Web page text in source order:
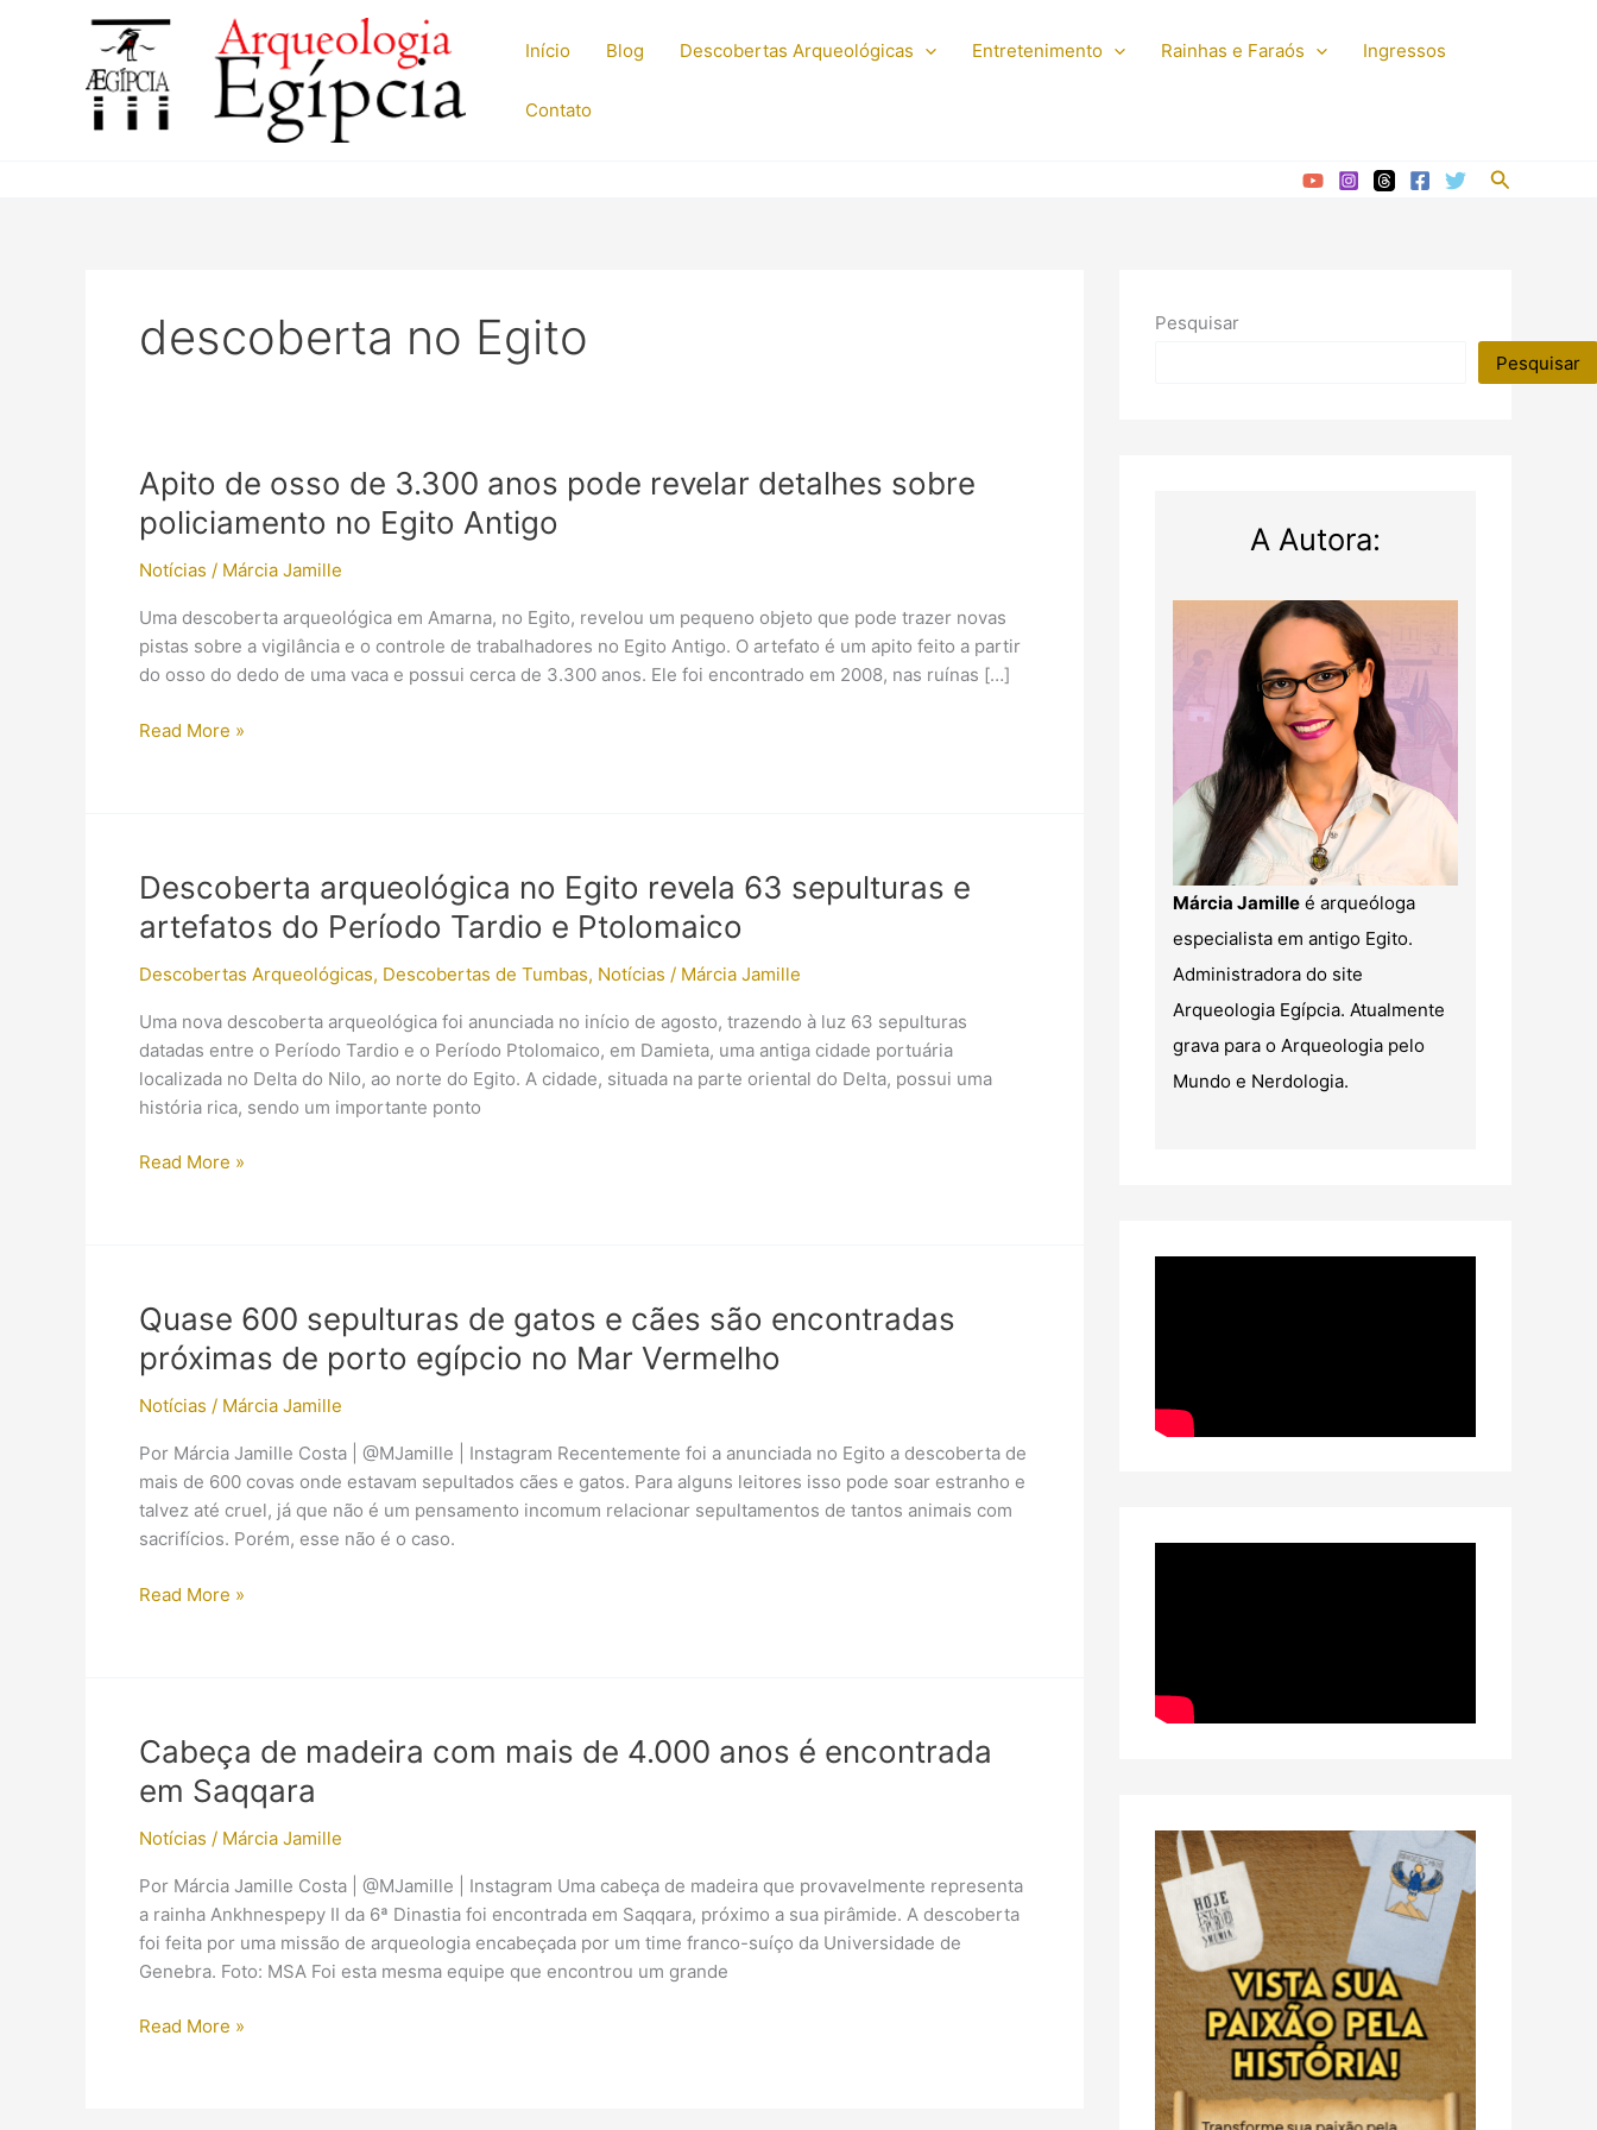
Início Blog Descobertas Arqueológicas Entretenimento Rainhas e Faraós Ingressos
Contato
Pesquisar
descoberta no Egito
Apito de osso de 3.300 anos pode revelar detalhes sobre
policiamento no Egito Antigo
Notícias / Márcia Jamille
Uma descoberta arqueológica em Amarna, no Egito, revelou um pequeno objeto que pode trazer novas
pistas sobre a vigilância e o controle de trabalhadores no Egito Antigo. O artefato é um apito feito a partir
do osso do dedo de uma vaca e possui cerca de 3.300 anos. Ele foi encontrado em 2008, nas ruínas […]
Apito
anos
pode
revelar
sobre
policiamento
no
Egito
Antigo
Read More »
Descoberta arqueológica no Egito revela 63 sepulturas e
artefatos do Período Tardio e Ptolomaico
Descobertas Arqueológicas, Descobertas de Tumbas, Notícias / Márcia Jamille
Uma nova descoberta arqueológica foi anunciada no início de agosto, trazendo à luz 63 sepulturas
datadas entre o Período Tardio e o Período Ptolomaico, em Damieta, uma antiga cidade portuária
localizada no Delta do Nilo, ao norte do Egito. A cidade, situada na parte oriental do Delta, possui uma
história rica, sendo um importante ponto
Descoberta
63
sepulturas
e
do
Período
Tardio
e
Ptolomaico
Read More »
Quase 600 sepulturas de gatos e cães são encontradas
próximas de porto egípcio no Mar Vermelho
Notícias / Márcia Jamille
Por Márcia Jamille Costa | @MJamille | Instagram Recentemente foi a anunciada no Egito a descoberta de
mais de 600 covas onde estavam sepultados cães e gatos. Para alguns leitores isso pode soar estranho e
talvez até cruel, já que não é um pensamento incomum relacionar sepultamentos de tantos animais com
sacrifícios. Porém, esse não é o caso.
Quase
e
cães
são
próximas
de
porto
egípcio
no
Vermelho
Read More »
Cabeça de madeira com mais de 4.000 anos é encontrada
em Saqqara
Notícias / Márcia Jamille
Por Márcia Jamille Costa | @MJamille | Instagram Uma cabeça de madeira que provavelmente representa
a rainha Ankhnespepy II da 6ª Dinastia foi encontrada em Saqqara, próximo a sua pirâmide. A descoberta
foi feita por uma missão de arqueologia encabeçada por um time franco-suíço da Universidade de
Genebra. Foto: MSA Foi esta mesma equipe que encontrou um grande
Cabeça
Read More »
Pesquisar
Pesquisar
A Autora:
Márcia Jamille é arqueóloga
especialista em antigo Egito.
Administradora do site
Arqueologia Egípcia. Atualmente
grava para o Arqueologia pelo
Mundo e Nerdologia.